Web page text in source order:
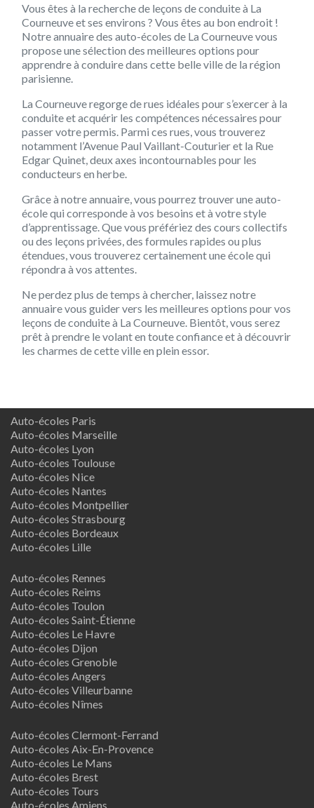
Vous êtes à la recherche de leçons de conduite à La
Courneuve et ses environs ? Vous êtes au bon endroit !
Notre annuaire des auto-écoles de La Courneuve vous
propose une sélection des meilleures options pour
apprendre à conduire dans cette belle ville de la région
parisienne.
La Courneuve regorge de rues idéales pour s’exercer à la
conduite et acquérir les compétences nécessaires pour
passer votre permis. Parmi ces rues, vous trouverez
notamment l’Avenue Paul Vaillant-Couturier et la Rue
Edgar Quinet, deux axes incontournables pour les
conducteurs en herbe.
Grâce à notre annuaire, vous pourrez trouver une auto-
école qui corresponde à vos besoins et à votre style
d’apprentissage. Que vous préfériez des cours collectifs
ou des leçons privées, des formules rapides ou plus
étendues, vous trouverez certainement une école qui
répondra à vos attentes.
Ne perdez plus de temps à chercher, laissez notre
annuaire vous guider vers les meilleures options pour vos
leçons de conduite à La Courneuve. Bientôt, vous serez
prêt à prendre le volant en toute confiance et à découvrir
les charmes de cette ville en plein essor.
Auto-écoles Paris
Auto-écoles Marseille
Auto-écoles Lyon
Auto-écoles Toulouse
Auto-écoles Nice
Auto-écoles Nantes
Auto-écoles Montpellier
Auto-écoles Strasbourg
Auto-écoles Bordeaux
Auto-écoles Lille
Auto-écoles Rennes
Auto-écoles Reims
Auto-écoles Toulon
Auto-écoles Saint-Étienne
Auto-écoles Le Havre
Auto-écoles Dijon
Auto-écoles Grenoble
Auto-écoles Angers
Auto-écoles Villeurbanne
Auto-écoles Nîmes
Auto-écoles Clermont-Ferrand
Auto-écoles Aix-En-Provence
Auto-écoles Le Mans
Auto-écoles Brest
Auto-écoles Tours
Auto-écoles Amiens